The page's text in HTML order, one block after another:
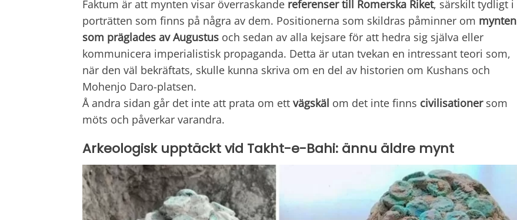
Faktum är att mynten visar överraskande referenser till Romerska Riket, särskilt tydligt i
porträtten som finns på några av dem. Positionerna som skildras påminner om mynten
som präglades av Augustus och sedan av alla kejsare för att hedra sig själva eller
kommunicera imperialistisk propaganda. Detta är utan tvekan en intressant teori som,
när den väl bekräftats, skulle kunna skriva om en del av historien om Kushans och
Mohenjo Daro-platsen.
Å andra sidan går det inte att prata om ett vägskäl om det inte finns civilisationersom
möts och påverkar varandra.
Arkeologisk upptäckt vid Takht-e-Bahi: ännu äldre mynt